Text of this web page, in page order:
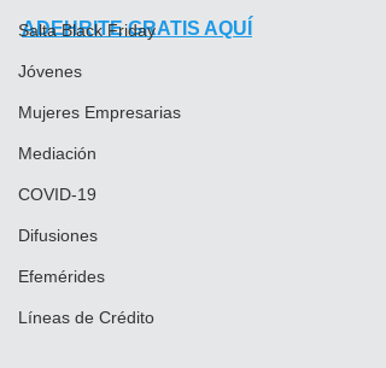
Salta Black Friday
Jóvenes
Mujeres Empresarias
Mediación
COVID-19
Difusiones
Efemérides
Líneas de Crédito
ADEHRITE GRATIS AQUÍ